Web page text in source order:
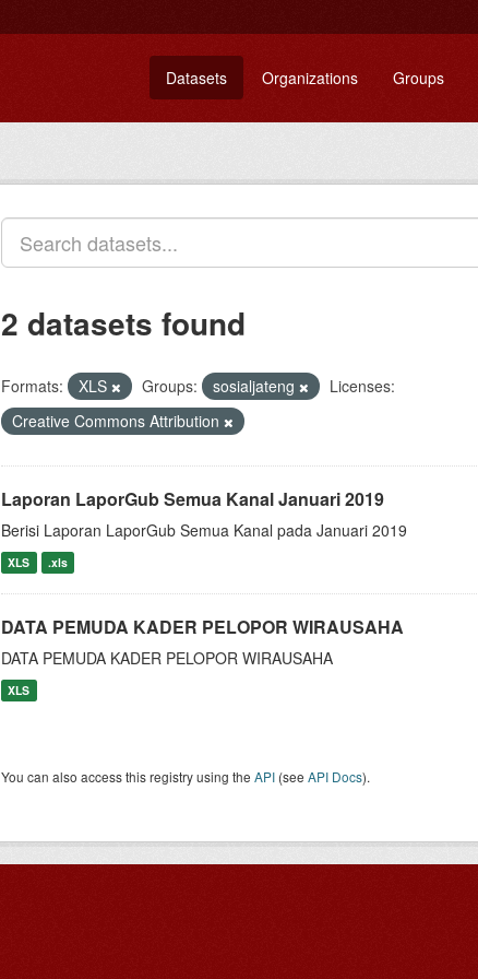
Datasets Organizations Groups
2 datasets found
Formats: XLS Groups: sosialjateng
Licenses:
Creative Commons Attribution
Laporan LaporGub Semua Kanal Januari 2019
Berisi Laporan LaporGub Semua Kanal pada Januari 2019
XLS .xls
DATA PEMUDA KADER PELOPOR WIRAUSAHA
DATA PEMUDA KADER PELOPOR WIRAUSAHA
XLS
You can also access this registry using the API (see API Docs).